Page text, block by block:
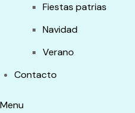
Fiestas patrias
Navidad
Verano
Contacto
Menu